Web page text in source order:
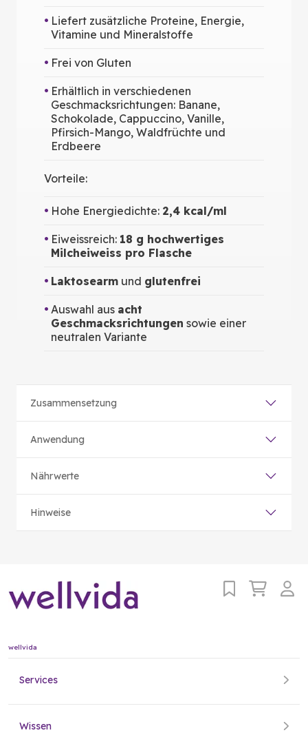
Liefert zusätzliche Proteine, Energie,
Vitamine und Mineralstoffe
Frei von Gluten
Erhältlich in verschiedenen
Geschmacksrichtungen: Banane,
Schokolade, Cappuccino, Vanille,
Pfirsich-Mango, Waldfrüchte und
Erdbeere
Vorteile:
Hohe Energiedichte: 2,4 kcal/ml
Eiweissreich: 18 g hochwertiges
Milcheiweiss pro Flasche
Laktosearm und glutenfrei
Auswahl aus acht
Geschmacksrichtungen sowie einer
neutralen Variante
Zusammensetzung
Anwendung
Nährwerte
Hinweise
wellvida
Services
Wissen